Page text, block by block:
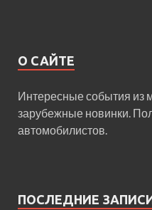
О САЙТЕ
Интересные события из
зарубежные новинки.
автомобилистов.
ПОСЛЕДНИЕ